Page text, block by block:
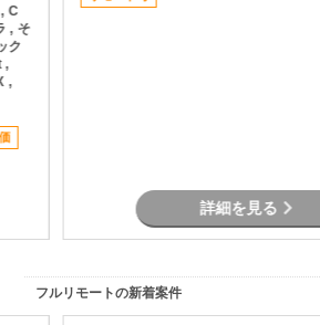
事
未
れ
の
心
こ
C
, そ
ク
,
,
詳細を見る
フルリモートの新着案件